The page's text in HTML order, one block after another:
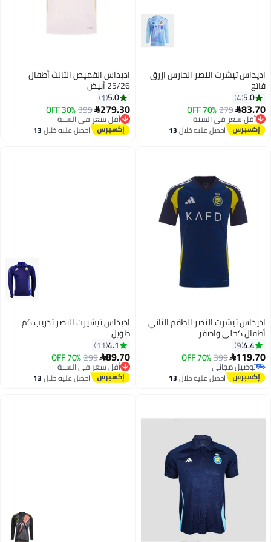
اديداس تيشرت النصر الحارس ازرق
فاتح
5.0
4
83.70
279
70% OFF
أقل سعر في السنة
توصيل مجاني
أقل سعر في السنة
احصل عليه خلال13
اغسطس
اديداس القميص الثالث أطفال
25/26 أبيض
5.0
1
279.30
399
30% OFF
أقل سعر في السنة
توصيل مجاني
أقل سعر في السنة
احصل عليه خلال13
اغسطس
اديداس تيشرت النصر الطقم الثاني
أطفال كحلي واصفر
4.4
9
119.70
399
70% OFF
#10 في قمصان الأولاد
أقل سعر في السنة
توصيل مجاني
#10 في قمصان الأولاد احصل عليه خلال13
اديداس تيشيرت النصر تدريب كم
طويل
4.1
11
89.70
299
70% OFF
أقل سعر في السنة
توصيل مجاني
أقل سعر في السنة
احصل عليه خلال13